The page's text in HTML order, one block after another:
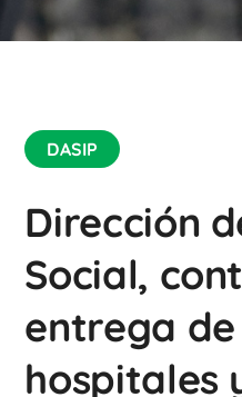
DASIP
Dirección
Social,
entrega
hospitales